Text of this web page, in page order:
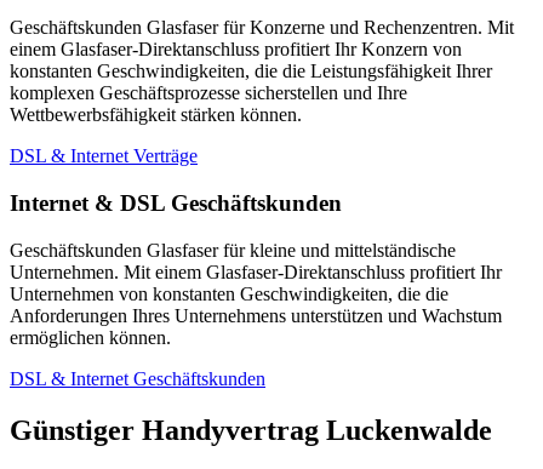
Geschäftskunden Glasfaser für Konzerne und Rechenzentren. Mit
einem Glasfaser-Direktanschluss profitiert Ihr Konzern von
konstanten Geschwindigkeiten, die die Leistungsfähigkeit Ihrer
komplexen Geschäftsprozesse sicherstellen und Ihre
Wettbewerbsfähigkeit stärken können.
DSL & Internet Verträge
Internet & DSL Geschäftskunden
Geschäftskunden Glasfaser für kleine und mittelständische
Unternehmen. Mit einem Glasfaser-Direktanschluss profitiert Ihr
Unternehmen von konstanten Geschwindigkeiten, die die
Anforderungen Ihres Unternehmens unterstützen und Wachstum
ermöglichen können.
DSL & Internet Geschäftskunden
Günstiger Handyvertrag Luckenwalde